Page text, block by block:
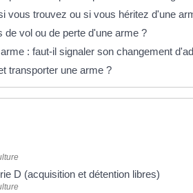
vous trouvez ou si vous héritez d'une
de vol ou de perte d'une arme ?
: faut-il signaler son changement
transporter une arme ?
D (acquisition et détention libres)